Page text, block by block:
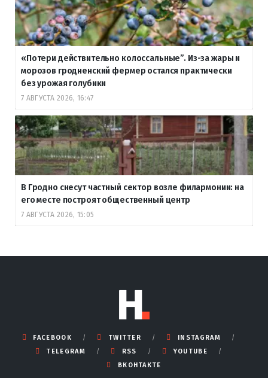
«Потери действительно колоссальные”. Из-за жары и
морозов гродненский фермер остался практически
без урожая голубики
7 АВГУСТА 2026, 16:47
В Гродно снесут частный сектор возле филармонии: на
его месте построят общественный центр
7 АВГУСТА 2026, 15:05
FACEBOOK TWITTER
INSTAGRAM
TELEGRAM
RSS
YOUTUBE
ВКОНТАКТЕ